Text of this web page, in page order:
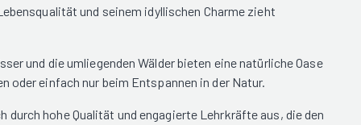
und seinem idyllischen Charme zieht
und die umliegenden Wälder bieten eine natürliche Oase
oder einfach nur beim Entspannen in der Natur.
hohe Qualität und engagierte Lehrkräfte aus, die den